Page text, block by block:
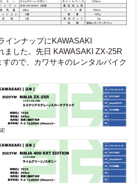
インナップにKAWASAKI
ました。先日 KAWASAKI ZX-25R
ので、カワサキのレンタルバイク